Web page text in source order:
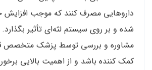
داروهایی مصرف کنند که موجب
شده و بر روی سیستم لثه‌ای تأثیر
مشاوره و بررسی توسط پزشک متخصص
کمک کننده باشد و از اهمیت بالایی